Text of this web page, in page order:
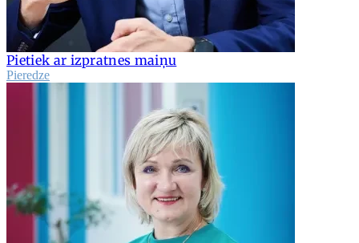
Pietiek ar izpratnes maiņu
Pieredze